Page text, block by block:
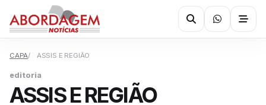
CAPA ASSIS E REGIÃO
editoria
ASSIS E REGIÃO